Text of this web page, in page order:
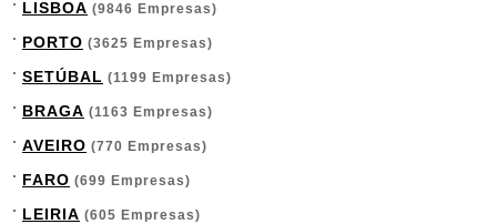
LISBOA (9846 Empresas)
PORTO (3625 Empresas)
SETÚBAL (1199 Empresas)
BRAGA (1163 Empresas)
AVEIRO (770 Empresas)
FARO (699 Empresas)
LEIRIA (605 Empresas)